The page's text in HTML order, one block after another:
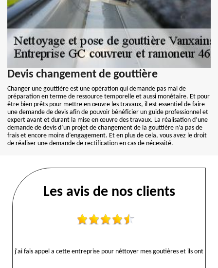
Devis changement de gouttière
Changer une gouttière est une opération qui demande pas mal de
préparation en terme de ressource temporelle et aussi monétaire. Et pour
être bien prêts pour mettre en œuvre les travaux, il est essentiel de faire
une demande de devis afin de pouvoir bénéficier un guide professionnel et
expert avant et durant la mise en œuvre des travaux. La réalisation d’une
demande de devis d’un projet de changement de la gouttière n’a pas de
frais et encore moins d’engagement. Et en plus de cela, vous avez le droit
de réaliser une demande de rectification en cas de nécessité.
Les avis de nos clients
j'ai fais appel a cette entreprise pour néttoyer mes goutières et ils ont